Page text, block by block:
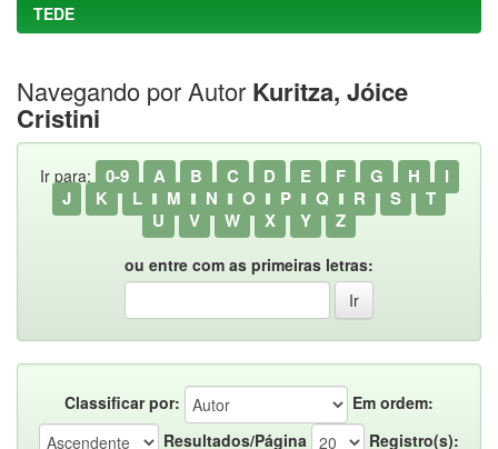
TEDE
Navegando por Autor Kuritza, Jóice
Cristini
Ir para: 0-9 A B C D E F G H
I
J
K L M N O P Q R S
T
U
V W X Y Z
ou entre com as primeiras letras:
Classificar por:
Em ordem:
Resultados/Página
Registro(s):